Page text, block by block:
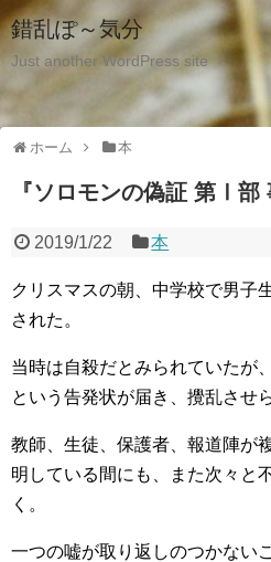
錯乱ぽ～気分
Just another WordPress site
ホーム 本
『ソロモンの偽証 第Ⅰ
2019/1/22 本
クリスマスの朝、中学校で男子
された。
当時は自殺だとみられていたが
という告発状が届き、攪乱させ
教師、生徒、保護者、報道陣が
明している間にも、また次々と
く。
一つの嘘が取り返しのつかない